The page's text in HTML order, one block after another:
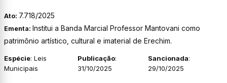
Ato: 7.718/2025
Ementa: Institui a Banda Marcial Professor Mantovani como
patrimônio artístico, cultural e imaterial de Erechim.
Espécie: Leis
Municipais
Publicação:
31/10/2025
Sancionada:
29/10/2025